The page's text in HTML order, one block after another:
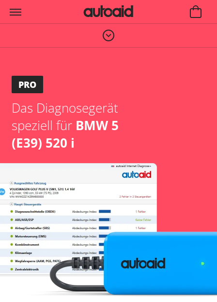
PRO
Das Diagnosegerät
speziell für BMW 5
(E39) 520 i